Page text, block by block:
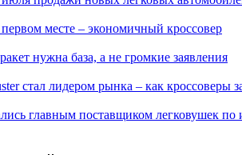
месте – экономичный кроссовер
нужна база, а не громкие заявления
стал лидером рынка – как кроссоверы
главным поставщиком легковушек по